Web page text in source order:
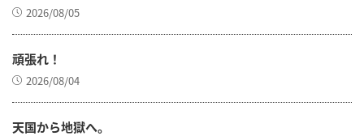
2026/08/05
頑張れ！
2026/08/04
天国から地獄へ。